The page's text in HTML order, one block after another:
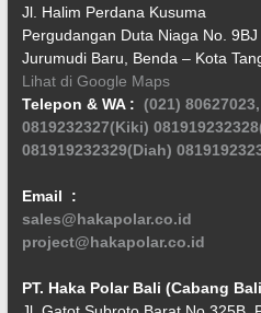
Jl. Halim Perdana Kusuma
Pergudangan Duta Niaga No. 9BJ
Jurumudi Baru, Benda – Kota
Lihat di Google Maps
Telepon & WA : (021) 80627023,
0819232327(Kiki)
081919232329(Diah)
Email :
sales@hakapolar.co.id
project@hakapolar.co.id
PT. Haka Polar Bali (Cabang